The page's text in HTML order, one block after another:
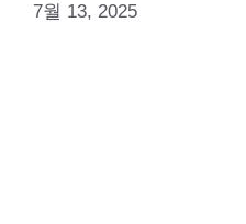
7월 13, 2025